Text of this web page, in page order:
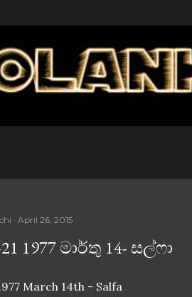
April 26, 2015
1977 මාර්තු 14- සල්ෆා
March 14th - Salfa